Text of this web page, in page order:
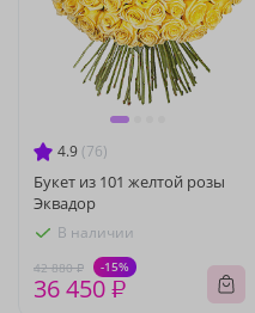
4.9 (76)
Букет из 101 желтой розы
Эквадор
В наличии
42 880 ₽ -15%
36 450 ₽